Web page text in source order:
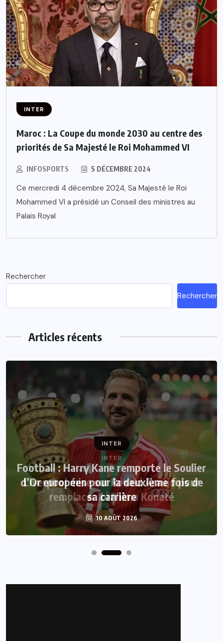
INTER
Maroc : La Coupe du monde 2030 au centre des
priorités de Sa Majesté le Roi Mohammed VI
INFOSPORTS 5 DÉCEMBRE 2024
Ce mercredi 4 décembre 2024, Sa Majesté le Roi
Mohammed VI a présidé un Conseil des ministres au
Palais Royal
Rechercher
Rechercher
Articles récents
INTER
Football : Harry Kane remporte le Soulier
d’Or européen pour la deuxième fois de
sa carrière
10 AOÛT 2026